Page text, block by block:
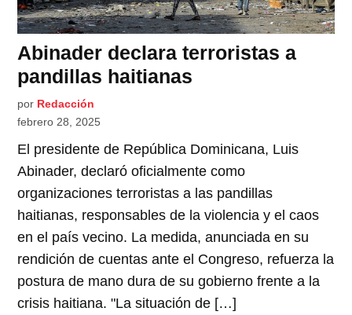
Abinader declara terroristas a
pandillas haitianas
por Redacción
febrero 28, 2025
El presidente de República Dominicana, Luis
Abinader, declaró oficialmente como
organizaciones terroristas a las pandillas
haitianas, responsables de la violencia y el caos
en el país vecino. La medida, anunciada en su
rendición de cuentas ante el Congreso, refuerza la
postura de mano dura de su gobierno frente a la
crisis haitiana. "La situación de […]